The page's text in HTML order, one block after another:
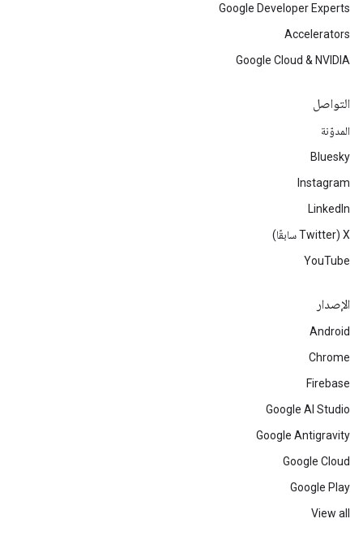
Google Developer Experts
Accelerators
Google Cloud & NVIDIA
التواصل
المدوّنة
Bluesky
Instagram
LinkedIn
‫X ‏(Twitter سابقًا)
YouTube
الإصدار
Android
Chrome
Firebase
Google AI Studio
Google Antigravity
Google Cloud
Google Play
View all